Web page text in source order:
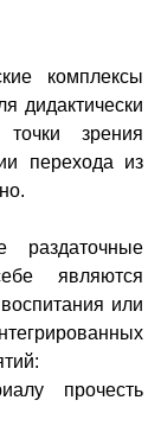
комплексы
дидактически
зрения
перехода из
являются
или
прочесть